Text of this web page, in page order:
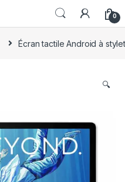
0
Écran tactile Android à
🔍